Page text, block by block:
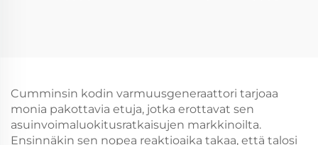
Cumminsin kodin varmuusgeneraattori tarjoaa
monia pakottavia etuja, jotka erottavat sen
asuinvoimaluokitusratkaisujen markkinoilta.
Ensinnäkin sen nopea reaktioaika takaa, että talosi